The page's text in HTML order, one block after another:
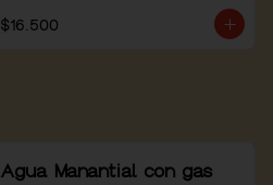
$16.500
Agua Manantial con gas